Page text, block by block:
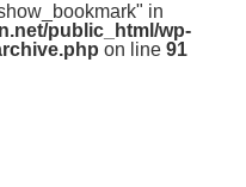
in
public_html/wp-
on line 91